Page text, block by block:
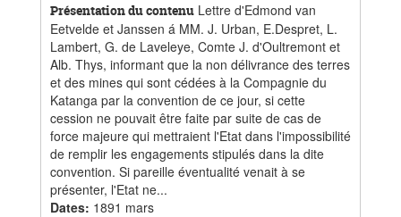
Présentation du contenu Lettre d'Edmond van
Eetvelde et Janssen á MM. J. Urban, E.Despret, L.
Lambert, G. de Laveleye, Comte J. d'Oultremont et
Alb. Thys, informant que la non délivrance des terres
et des mines qui sont cédées à la Compagnie du
Katanga par la convention de ce jour, si cette
cession ne pouvait être faite par suite de cas de
force majeure qui mettraient l'Etat dans l'impossibilité
de remplir les engagements stipulés dans la dite
convention. Si pareille éventualité venait à se
présenter, l'Etat ne...
Dates: 1891 mars